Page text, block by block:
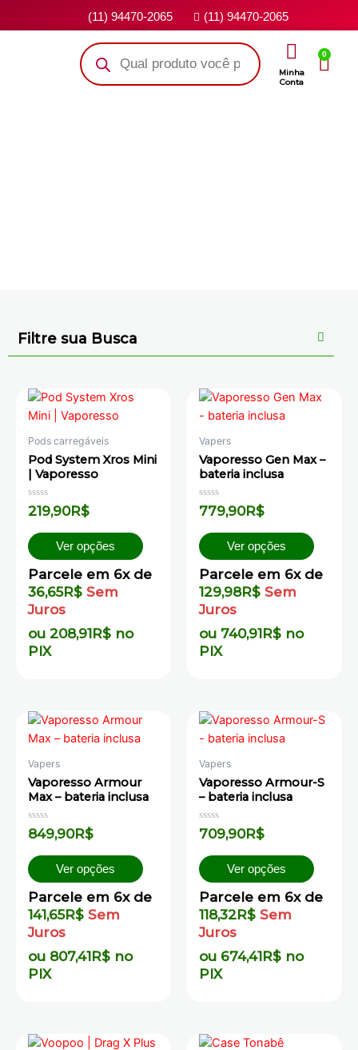
(11) 94470-2065 (11) 94470-2065
Minha
Conta
0
Filtre sua Busca
Pods carregáveis
Pod System Xros Mini
| Vaporesso
Avaliação
0
5
219,90R$
Ver opções
Parcele em 6x de
36,65R$ Sem
Juros
ou 208,91R$ no
PIX
Vapers
Vaporesso Gen Max –
bateria inclusa
Avaliação
0
5
779,90R$
Ver opções
Parcele em 6x de
129,98R$ Sem
Juros
ou 740,91R$ no
PIX
Vapers
Vaporesso Armour
Max – bateria inclusa
Avaliação
0
5
849,90R$
Ver opções
Parcele em 6x de
141,65R$ Sem
Juros
ou 807,41R$ no
PIX
Vapers
Vaporesso Armour-S
– bateria inclusa
Avaliação
0
5
709,90R$
Ver opções
Parcele em 6x de
118,32R$ Sem
Juros
ou 674,41R$ no
PIX